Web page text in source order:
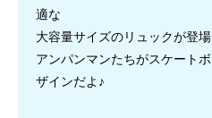
適な
大容量サイズのリュックが登場
アンパンマンたちがスケート
ザインだよ♪